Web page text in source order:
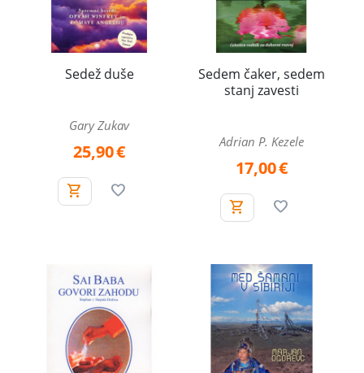
Sedež duše
Gary Zukav
25,90€
Sedem čaker, sedem
stanj zavesti
Adrian P. Kezele
17,00€